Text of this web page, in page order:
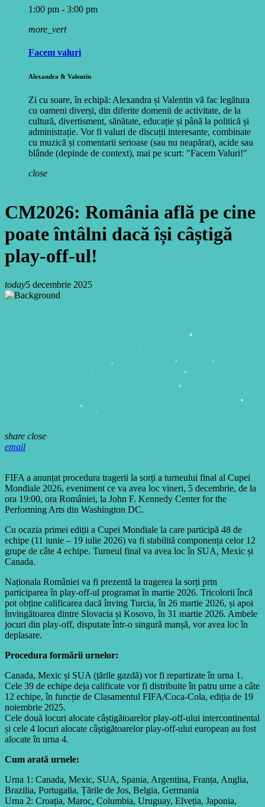
1:00 pm - 3:00 pm
more_vert
Facem valuri
Alexandra & Valentin
Zi cu soare, în echipă: Alexandra și Valentin vă fac legătura
cu oameni diverși, din diferite domenii de activitate, de la
cultură, divertisment, sănătate, educație și până la politică și
administrație. Vor fi valuri de discuții interesante, combinate
cu muzică și comentarii serioase (sau nu neapărat), acide sau
blânde (depinde de context), mai pe scurt: "Facem Valuri!"
close
CM2026: România află pe cine
poate întâlni dacă își câștigă
play-off-ul!
today5 decembrie 2025
share close
email
FIFA a anunțat procedura tragerii la sorți a turneului final al Cupei
Mondiale 2026, eveniment ce va avea loc vineri, 5 decembrie, de la
ora 19:00, ora României, la John F. Kennedy Center for the
Performing Arts din Washington DC.
Cu ocazia primei ediții a Cupei Mondiale la care participă 48 de
echipe (11 iunie – 19 iulie 2026) va fi stabilită componența celor 12
grupe de câte 4 echipe. Turneul final va avea loc în SUA, Mexic și
Canada.
Naționala României va fi prezentă la tragerea la sorți prin
participarea în play-off-ul programat în martie 2026. Tricolorii încă
pot obține calificarea dacă înving Turcia, în 26 martie 2026, și apoi
învingătoarea dintre Slovacia și Kosovo, în 31 martie 2026. Ambele
jocuri din play-off, disputate într-o singură manșă, vor avea loc în
deplasare.
Procedura formării urnelor:
Canada, Mexic și SUA (țările gazdă) vor fi repartizate în urna 1.
Cele 39 de echipe deja calificate vor fi distribuite în patru urne a câte
12 echipe, în funcție de Clasamentul FIFA/Coca-Cola, ediția de 19
noiembrie 2025.
Cele două locuri alocate câștigătoarelor play-off-ului intercontinental
și cele 4 locuri alocate câștigătoarelor play-off-ului european au fost
alocate în urna 4.
Cum arată urnele:
Urna 1: Canada, Mexic, SUA, Spania, Argentina, Franța, Anglia,
Brazilia, Portugalia, Țările de Jos, Belgia, Germania
Urna 2: Croația, Maroc, Columbia, Uruguay, Elveția, Japonia,